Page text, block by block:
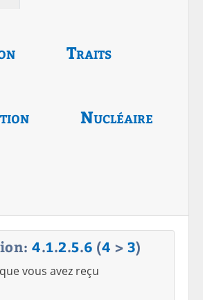
Traits
Nucléaire
4.1.2.5.6 (4 > 3)
vous avez reçu